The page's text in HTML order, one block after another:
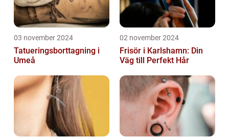
03 november 2024
Tatueringsborttagning i
Umeå
02 november 2024
Frisör i Karlshamn: Din
Väg till Perfekt Hår